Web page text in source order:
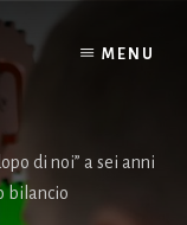
MENU
di noi” a sei anni
bilancio